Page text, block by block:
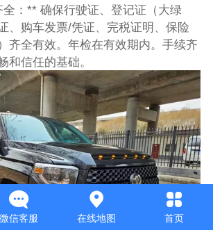
：** 确保行驶证、登记证（大绿
、购车发票/凭证、完税证明、保险
齐全有效。年检在有效期内。手续齐
和信任的基础。
微信客服 在线地图 首页